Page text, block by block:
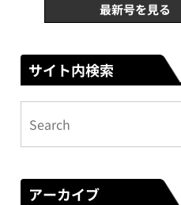
最新号を見る
サイト内検索
アーカイブ